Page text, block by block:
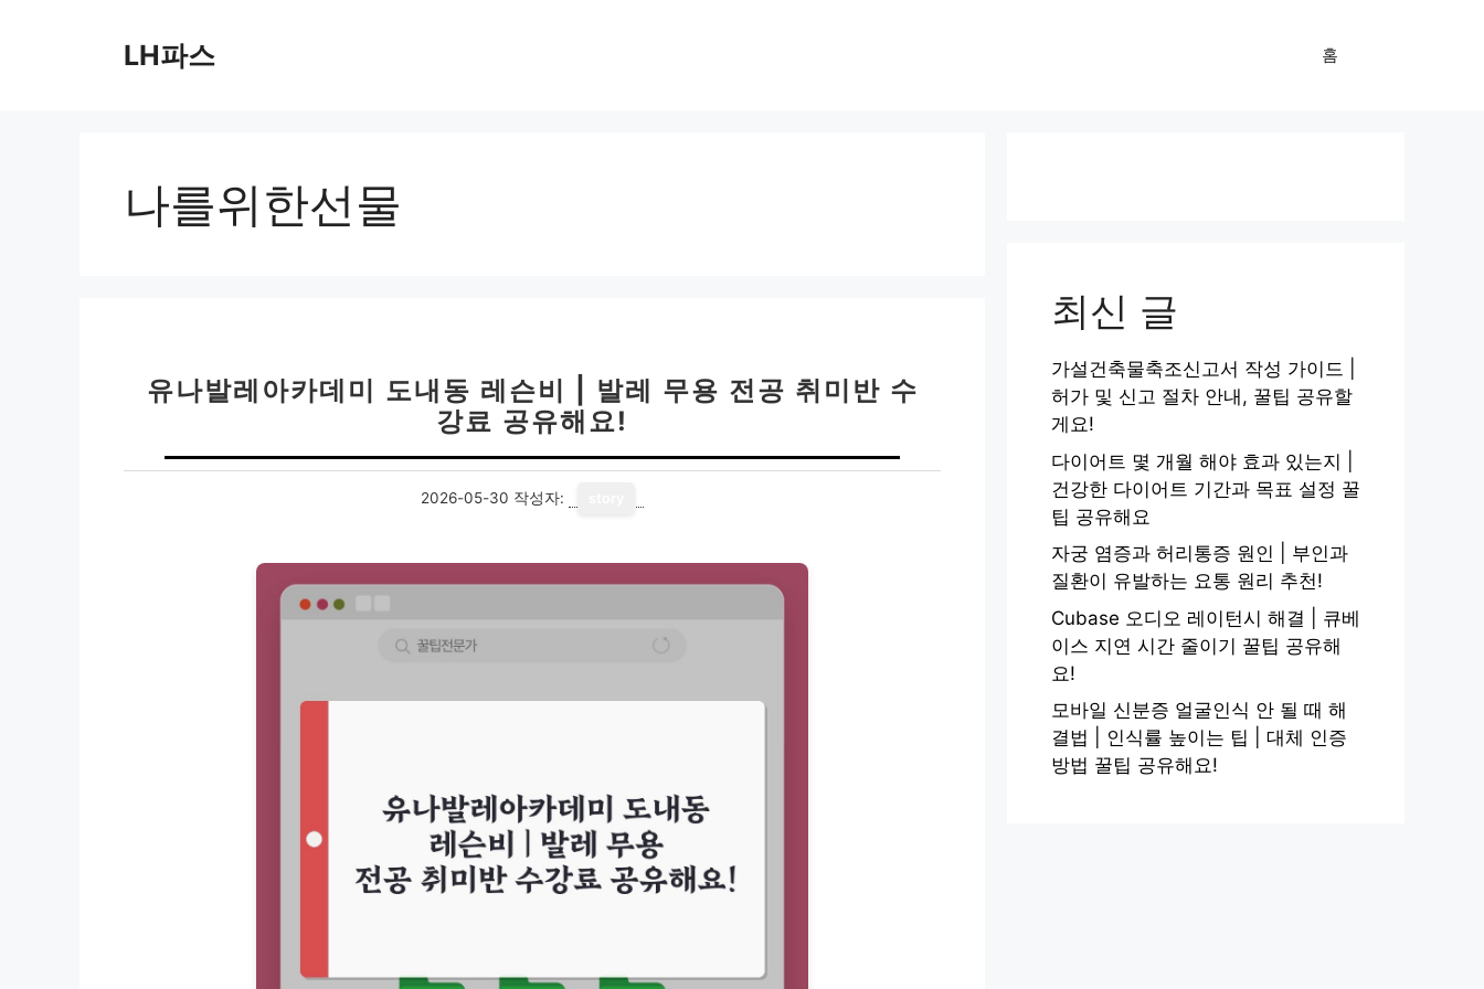
LH파스 홈
나를위한선물
유나발레아카데미 도내동 레슨비 | 발레 무용 전공 취미반 수
강료 공유해요!
2026-05-30 작성자:
최신 글
가설건축물축조신고서 작성 가이드 |
허가 및 신고 절차 안내, 꿀팁 공유할
게요!
다이어트 몇 개월 해야 효과 있는지 |
건강한 다이어트 기간과 목표 설정 꿀
팁 공유해요
자궁 염증과 허리통증 원인 | 부인과
질환이 유발하는 요통 원리 추천!
Cubase 오디오 레이턴시 해결 | 큐베
이스 지연 시간 줄이기 꿀팁 공유해
요!
모바일 신분증 얼굴인식 안 될 때 해
결법 | 인식률 높이는 팁 | 대체 인증
방법 꿀팁 공유해요!